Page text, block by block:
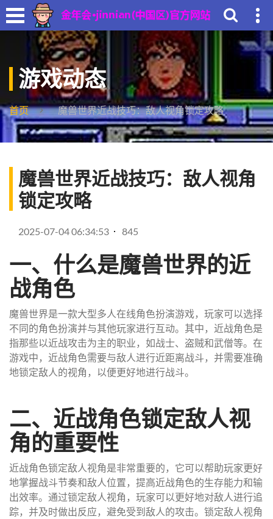
游戏动态
首页 魔兽世界近战技巧：敌人视角锁定攻略
魔兽世界近战技巧：敌人视角
锁定攻略
2025-07-04 06:34:53 845
一、什么是魔兽世界的近
战角色
魔兽世界是一款大型多人在线角色扮演游戏，玩家可以选择
不同的角色扮演并与其他玩家进行互动。其中，近战角色是
指那些以近战攻击为主的职业，如战士、盗贼和武僧等。在
游戏中，近战角色需要与敌人进行近距离战斗，并需要准确
地锁定敌人的视角，以便更好地进行战斗。
二、近战角色锁定敌人视
角的重要性
近战角色锁定敌人视角是非常重要的，它可以帮助玩家更好
地掌握战斗节奏和敌人位置，提高近战角色的生存能力和输
出效率。通过锁定敌人视角，玩家可以更好地对敌人进行追
踪，并及时做出反应，避免受到敌人的攻击。锁定敌人视角